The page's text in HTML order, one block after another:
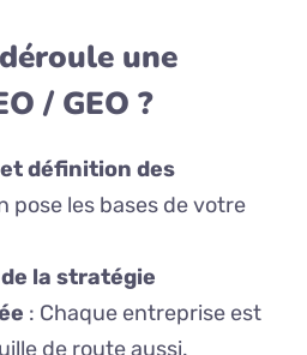
une
/ GEO ?
définition des
pose les bases de votre
la stratégie
: Chaque entreprise est
de route aussi.